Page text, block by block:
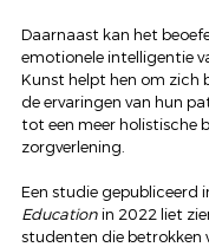
Daarnaast kan het
emotionele intelligentie
Kunst helpt hen om zich
de ervaringen van hun
tot een meer holistische
zorgverlening.
Een studie gepubliceerd
Education in 2022 liet
studenten die betrokken